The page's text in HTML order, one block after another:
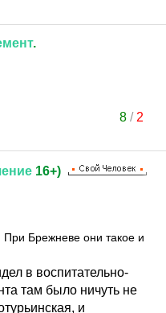
.
8/ 2
16+)
При Брежневе они такое и
в воспитательно-
там было ничуть не
и